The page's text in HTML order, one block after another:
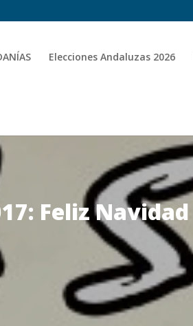
Elecciones Andaluzas 2026
Feliz Navidad